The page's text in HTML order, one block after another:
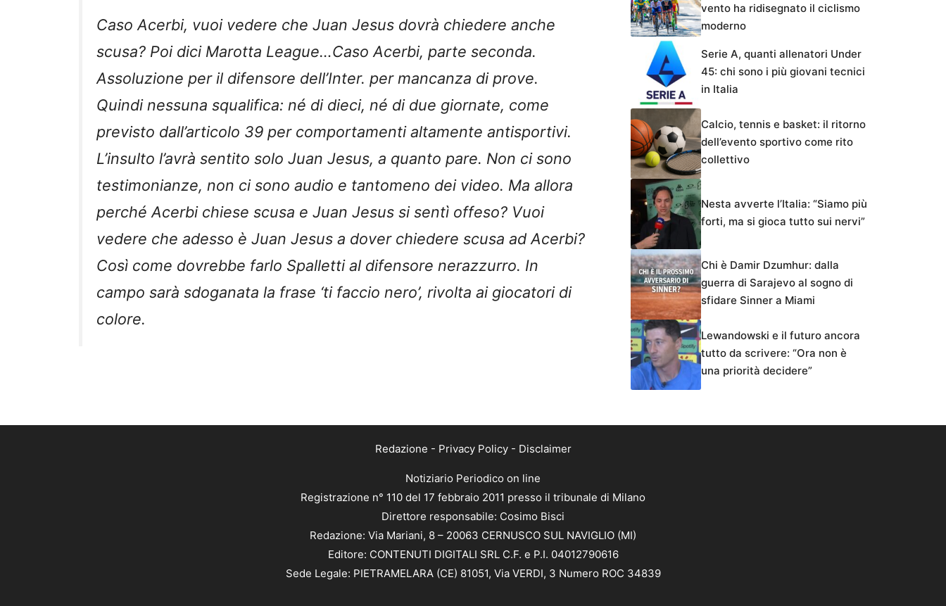
Caso Acerbi, vuoi vedere che Juan Jesus dovrà chiedere anche
scusa? Poi dici Marotta League…Caso Acerbi, parte seconda.
Assoluzione per il difensore dell’Inter. per mancanza di prove.
Quindi nessuna squalifica: né di dieci, né di due giornate, come
previsto dall’articolo 39 per comportamenti altamente antisportivi.
L’insulto l’avrà sentito solo Juan Jesus, a quanto pare. Non ci sono
testimonianze, non ci sono audio e tantomeno dei video. Ma allora
perché Acerbi chiese scusa e Juan Jesus si sentì offeso? Vuoi
vedere che adesso è Juan Jesus a dover chiedere scusa ad Acerbi?
Così come dovrebbe farlo Spalletti al difensore nerazzurro. In
campo sarà sdoganata la frase ‘ti faccio nero’, rivolta ai giocatori di
colore.
vento ha ridisegnato il ciclismo
moderno
Serie A, quanti allenatori Under
45: chi sono i più giovani tecnici
in Italia
Calcio, tennis e basket: il ritorno
dell’evento sportivo come rito
collettivo
Nesta avverte l’Italia: “Siamo più
forti, ma si gioca tutto sui nervi”
Chi è Damir Dzumhur: dalla
guerra di Sarajevo al sogno di
sfidare Sinner a Miami
Lewandowski e il futuro ancora
tutto da scrivere: “Ora non è
una priorità decidere”
Redazione - Privacy Policy- Disclaimer
Notiziario Periodico on line
Registrazione n° 110 del 17 febbraio 2011 presso il tribunale di Milano
Direttore responsabile: Cosimo Bisci
Redazione: Via Mariani, 8 – 20063 CERNUSCO SUL NAVIGLIO (MI)
Editore: CONTENUTI DIGITALI SRL C.F. e P.I. 04012790616
Sede Legale: PIETRAMELARA (CE) 81051, Via VERDI, 3 Numero ROC 34839